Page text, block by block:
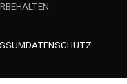
DATENSCHUTZ